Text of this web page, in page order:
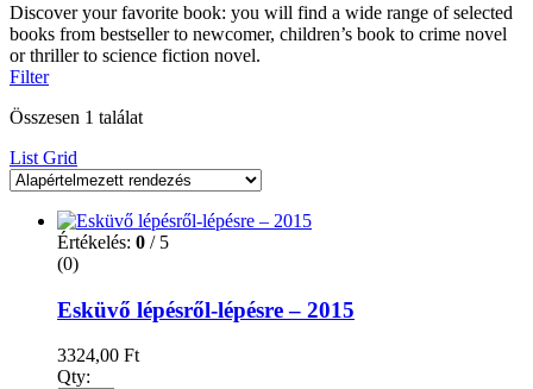
Discover your favorite book: you will find a wide range of selected
books from bestseller to newcomer, children’s book to crime novel
or thriller to science fiction novel.
Filter
Összesen 1 találat
List Grid
Értékelés: 0 / 5
(0)
Esküvő lépésről-lépésre – 2015
3324,00 Ft
Qty: